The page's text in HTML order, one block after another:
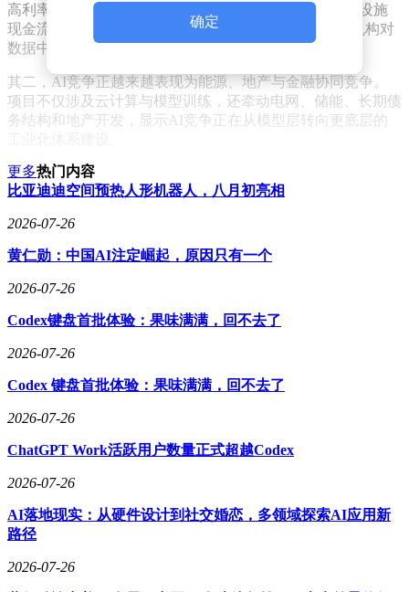
高利率环境推高融资成本，但机构投资者对长期AI基础设施
现金流依旧买账。Pimco大额认购，也被视为大型资管机构对
数据中心资产类别认可度提升。
其二，AI竞争正越来越表现为能源、地产与金融协同竞争。
项目不仅涉及云计算与模型训练，还牵动电网、储能、长期债
务结构和地产开发，显示AI竞争正在从模型层转向更底层的
甲骨文也正成为这一趋势的重要受益者。随着其承接越来越多
AI算力需求，公司已成为美国投资级债券市场重要发行人之
融资进一步强化其在AI基础设施竞赛中的角色。（AI普瑞斯
编译）
确定
更多热门内容
比亚迪迪空间预热人形机器人，八月初亮相
2026-07-26
黄仁勋：中国AI注定崛起，原因只有一个
2026-07-26
Codex键盘首批体验：果味满满，回不去了
2026-07-26
Codex 键盘首批体验：果味满满，回不去了
2026-07-26
ChatGPT Work活跃用户数量正式超越Codex
2026-07-26
AI落地现实：从硬件设计到社交婚恋，多领域探索AI应用新
路径
2026-07-26